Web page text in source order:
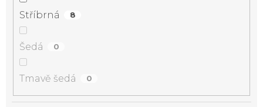
Stříbrná 8
Šedá 0
Tmavě šedá 0